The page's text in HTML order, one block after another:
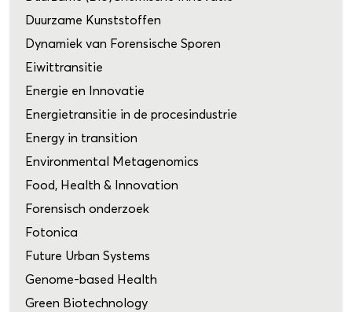
Duurzame Kunststoffen
Dynamiek van Forensische Sporen
Eiwittransitie
Energie en Innovatie
Energietransitie in de procesindustrie
Energy in transition
Environmental Metagenomics
Food, Health & Innovation
Forensisch onderzoek
Fotonica
Future Urban Systems
Genome-based Health
Green Biotechnology